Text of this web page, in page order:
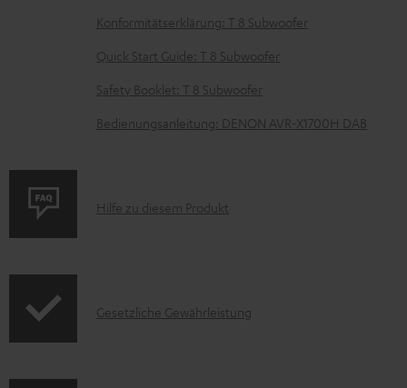
m
H
e
n
l
Konformitätserklärung: T 8 Subwoofer
Quick Start Guide: T 8 Subwoofer
Safety Booklet: T 8 Subwoofer
Bedienungsanleitung: DENON AVR-X1700H DAB
P
u
Hilfe zu diesem Produkt
IGesetzliche Gewährleistung